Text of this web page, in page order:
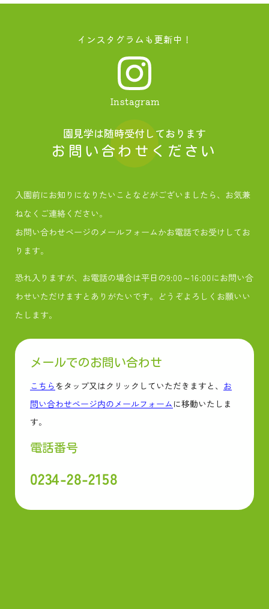
インスタグラムも更新中！
Instagram
園見学は随時受付しております
お問い合わせください
入園前にお知りになりたいことなどがございましたら、お気兼
ねなくご連絡ください。
お問い合わせページのメールフォームかお電話でお受けしてお
ります。
恐れ入りますが、お電話の場合は平日の9:00～16:00にお問い合
わせいただけますとありがたいです。どうぞよろしくお願いい
たします。
メールでのお問い合わせ
こちらをタップ又はクリックしていただきますと、 お
問い合わせページ内のメールフォームに移動いたしま
す。
電話番号
0234-28-2158